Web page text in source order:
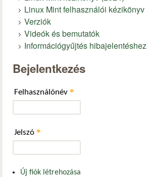
Linux Mint felhasználói kézikönyv
Verziók
Videók és bemutatók
Információgyűjtés hibajelentéshez
Bejelentkezés
Felhasználónév *
Jelszó *
Új fiók létrehozása